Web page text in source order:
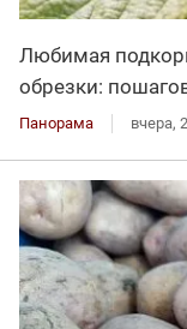
Любимая
обрезки:
Панорама вчера,